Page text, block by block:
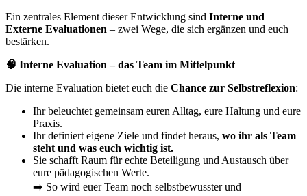
Ein zentrales Element dieser Entwicklung sind Interne und
Externe Evaluationen – zwei Wege, die sich ergänzen und euch
bestärken.
🧠 Interne Evaluation – das Team im Mittelpunkt
Die interne Evaluation bietet euch die Chance zur Selbstreflexion:
Ihr beleuchtet gemeinsam euren Alltag, eure Haltung und eure
Praxis.
Ihr definiert eigene Ziele und findet heraus, wo ihr als Team
steht und was euch wichtig ist.
Sie schafft Raum für echte Beteiligung und Austausch über
eure pädagogischen Werte.
➡️ So wird euer Team noch selbstbewusster und